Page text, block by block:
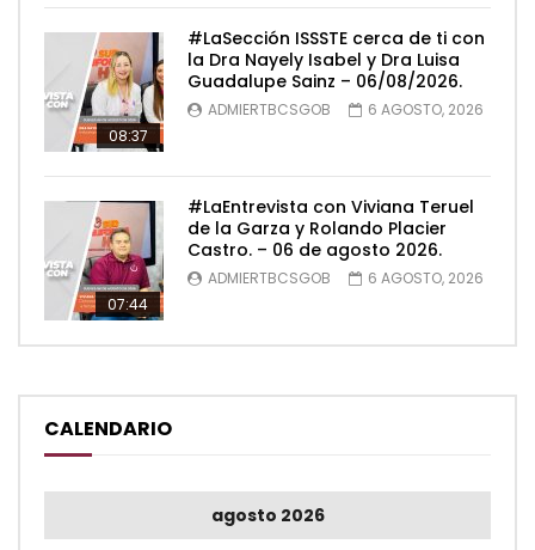
08:37
#LaSección ISSSTE cerca de ti con
la Dra Nayely Isabel y Dra Luisa
Guadalupe Sainz – 06/08/2026.
ADMIERTBCSGOB 6 AGOSTO, 2026
07:44
#LaEntrevista con Viviana Teruel
de la Garza y Rolando Placier
Castro. – 06 de agosto 2026.
ADMIERTBCSGOB 6 AGOSTO, 2026
CALENDARIO
agosto 2026